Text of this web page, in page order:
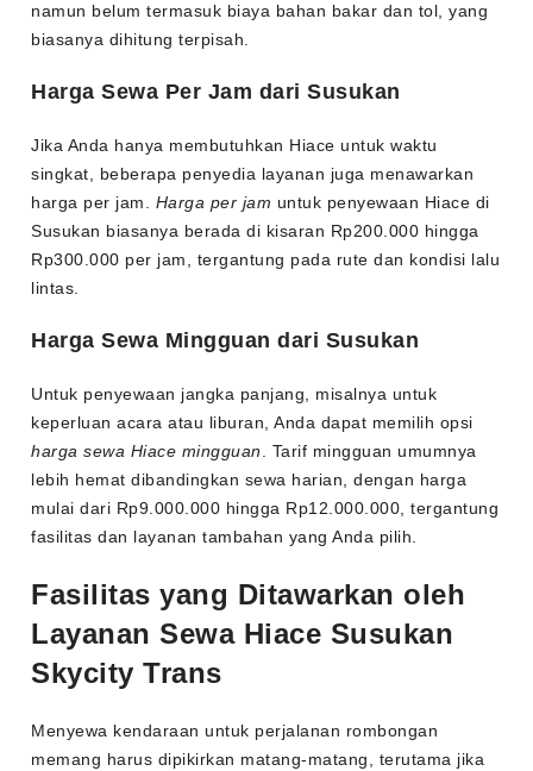
namun belum termasuk biaya bahan bakar dan tol, yang
biasanya dihitung terpisah.
Harga Sewa Per Jam dari Susukan
Jika Anda hanya membutuhkan Hiace untuk waktu
singkat, beberapa penyedia layanan juga menawarkan
harga per jam. Harga per jam untuk penyewaan Hiace di
Susukan biasanya berada di kisaran Rp200.000 hingga
Rp300.000 per jam, tergantung pada rute dan kondisi lalu
lintas.
Harga Sewa Mingguan dari Susukan
Untuk penyewaan jangka panjang, misalnya untuk
keperluan acara atau liburan, Anda dapat memilih opsi
harga sewa Hiace mingguan. Tarif mingguan umumnya
lebih hemat dibandingkan sewa harian, dengan harga
mulai dari Rp9.000.000 hingga Rp12.000.000, tergantung
fasilitas dan layanan tambahan yang Anda pilih.
Fasilitas yang Ditawarkan oleh
Layanan Sewa Hiace Susukan
Skycity Trans
Menyewa kendaraan untuk perjalanan rombongan
memang harus dipikirkan matang-matang, terutama jika